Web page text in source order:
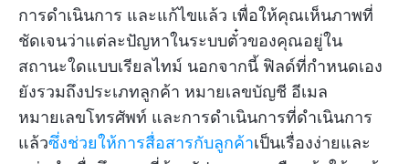
การดำเนินการ และแก้ไขแล้ว เพื่อให้คุณเห็นภาพที่
ชัดเจนว่าแต่ละปัญหาในระบบตั๋วของคุณอยู่ใน
สถานะใดแบบเรียลไทม์ นอกจากนี้ ฟิลด์ที่กำหนดเอง
ยังรวมถึงประเภทลูกค้า หมายเลขบัญชี อีเมล
หมายเลขโทรศัพท์ และการดำเนินการที่ดำเนินการ
แล้วซึ่งช่วยให้การสื่อสารกับลูกค้าเป็นเรื่องง่ายและ